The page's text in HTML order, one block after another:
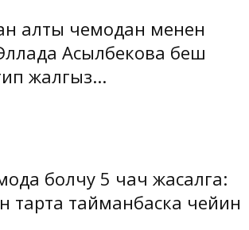
алты чемодан менен
Асылбекова беш
жалгыз...
болчу 5 чач жасалга:
тарта тайманбаска чейин